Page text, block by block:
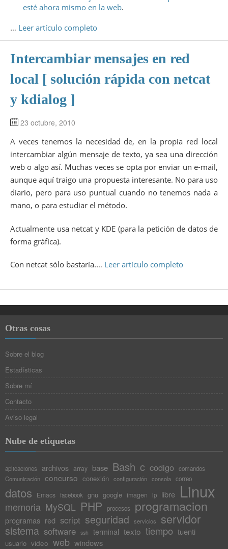
esté ahora mismo en la web.
… Leer artículo completo
Intercambiar mensajes en red
local [ solución rápida con netcat
y kdialog ]
23 octubre, 2010
A veces tenemos la necesidad de, en la propia red local
intercambiar algún mensaje de texto, ya sea una dirección
web o algo así. Muchas veces se opta por enviar un e-mail,
aunque aquí traigo una propuesta interesante. No para uso
diario, pero para uso puntual cuando no tenemos nada a
mano, o para estudiar el método.
Actualmente usa netcat y KDE (para la petición de datos de
forma gráfica).
Con netcat sólo bastaría.… Leer artículo completo
Otras cosas
Sobre el blog
Estadísticas
Sobre mí
Contacto
Aviso legal
Nube de etiquetas
aplicaciones archivos array base Bash c codigo
comandos
Comunicación concurso conexión configuración consola correo
datos Emacs facebook gnu google imagen ip libre Linux
memoria MySQL PHP procesos programacion
programas red script seguridad servicios servidor
sistema software ssh terminal texto tiempo tuenti
usuario video web windows